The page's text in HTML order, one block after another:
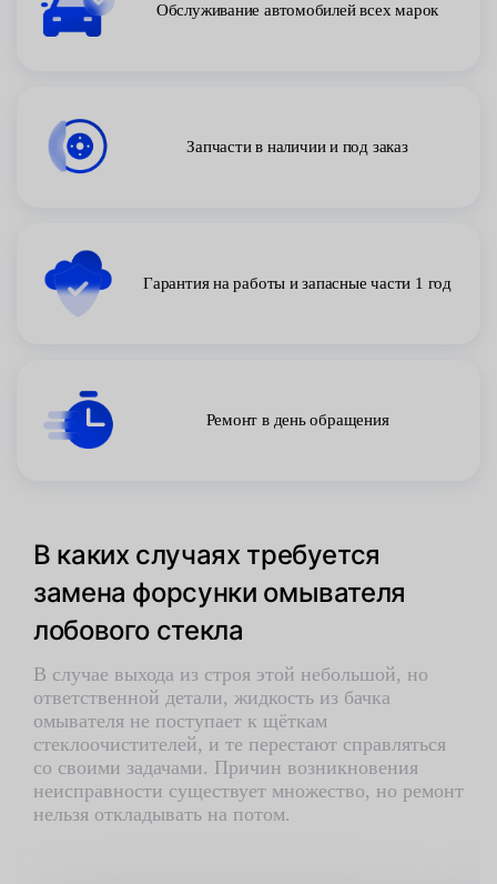
Обслуживание автомобилей всех марок
Запчасти в наличии и под заказ
Гарантия на работы и запасные части 1 год
Ремонт в день обращения
В каких случаях требуется
замена форсунки омывателя
лобового стекла
В случае выхода из строя этой небольшой, но
ответственной детали, жидкость из бачка
омывателя не поступает к щёткам
стеклоочистителей, и те перестают справляться
со своими задачами. Причин возникновения
неисправности существует множество, но ремонт
нельзя откладывать на потом.